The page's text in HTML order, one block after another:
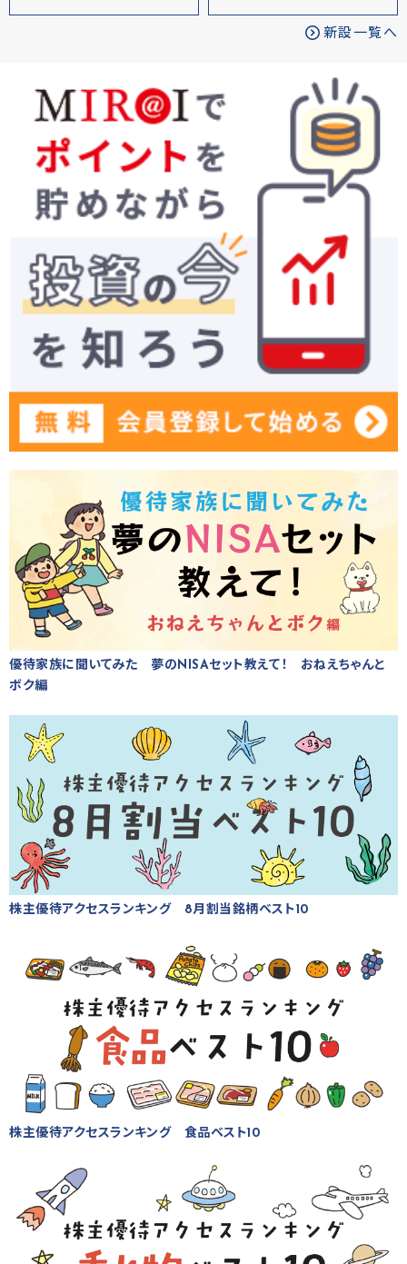
新設一覧へ
優待家族に聞いてみた 夢のNISAセット教えて！ おねえちゃんと
ボク編
株主優待アクセスランキング 8月割当銘柄ベスト10
株主優待アクセスランキング 食品ベスト10